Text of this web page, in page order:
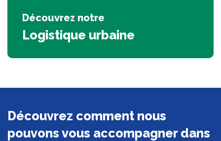
Découvrez notre
Logistique urbaine
Découvrez comment nous
pouvons vous accompagner dans